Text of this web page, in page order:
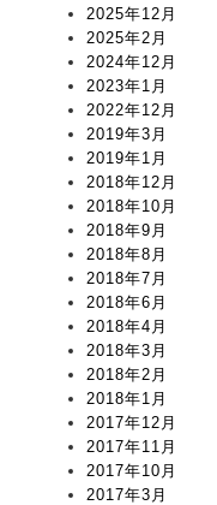
2025年12月
2025年2月
2024年12月
2023年1月
2022年12月
2019年3月
2019年1月
2018年12月
2018年10月
2018年9月
2018年8月
2018年7月
2018年6月
2018年4月
2018年3月
2018年2月
2018年1月
2017年12月
2017年11月
2017年10月
2017年3月